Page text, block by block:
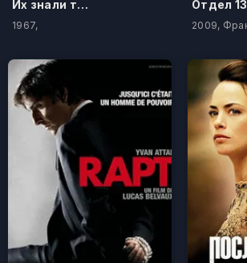
Их знали только в лицо
1967,
Отдел 13